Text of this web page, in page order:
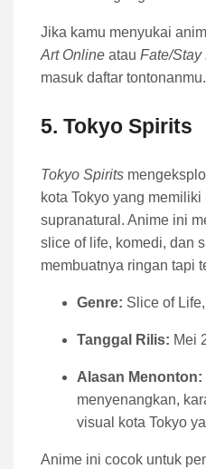
Jika kamu menyukai
Art Online atau Fate/Stay
masuk daftar tontonanmu.
5. Tokyo Spirits
Tokyo Spirits
kota Tokyo yang memiliki
supranatural. Anime ini
slice of life, komedi, dan
membuatnya ringan tapi
Genre: Slice of
Tanggal Rilis: Mei
Alasan Menonton:
menyenangkan,
visual kota Tokyo
Anime ini cocok untuk